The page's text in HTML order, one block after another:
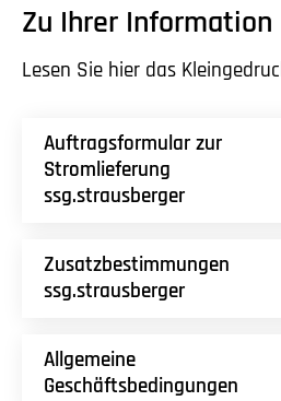
Zu Ihrer Information
Lesen Sie hier das
Auftragsformular zur
Stromlieferung
ssg.strausberger
Zusatzbestimmungen
ssg.strausberger
Allgemeine
Geschäftsbedingungen